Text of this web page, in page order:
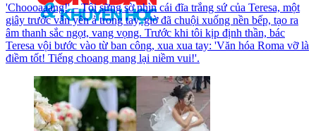
'Choooaaang!' – Tôi sững sờ nhìn cái đĩa trắng sứ của Teresa, một
giây trước vẫn yên ả trong tay, giờ đã chuội xuống nền bếp, tạo ra
âm thanh sắc ngọt, vang vọng. Trước khi tôi kịp định thần, bác
Teresa vội bước vào từ ban công, xua xua tay: 'Văn hóa Roma vỡ là
điềm tốt! Tiếng choang mang lại niềm vui!'.